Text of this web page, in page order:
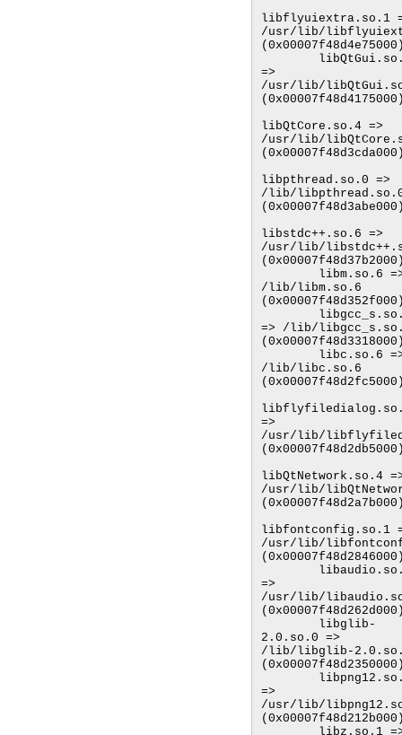
libflyuiextra.so.1
/usr/lib/
=>
/usr/lib/
libQtCore.so.4 =>
/usr/lib/
libpthread.so.0 =>
/lib/
libstdc++.so.6 =>
/usr/lib/
/lib/libm.so.6
=> /lib/
/lib/libc.so.6
=>
/usr/lib/
libQtNetwork.so.4
/usr/lib/
libfontconfig.so.1
/usr/lib/
=>
/usr/lib/
2.0.so.0 =>
/lib/libglib-
=>
/usr/lib/